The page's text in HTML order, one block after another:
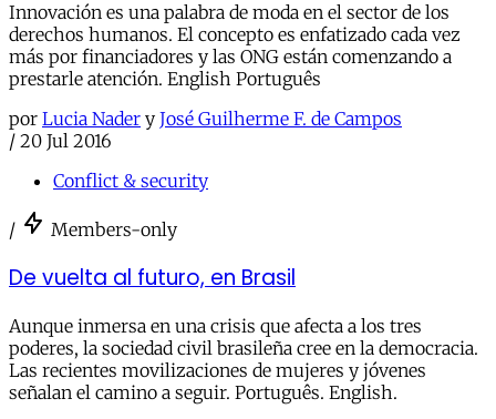
Innovación es una palabra de moda en el sector de los
derechos humanos. El concepto es enfatizado cada vez
más por financiadores y las ONG están comenzando a
prestarle atención. English Português
por Lucia Nader y José Guilherme F. de Campos
/ 20 Jul 2016
Conflict & security
/ Members-only
De vuelta al futuro, en Brasil
Aunque inmersa en una crisis que afecta a los tres
poderes, la sociedad civil brasileña cree en la democracia.
Las recientes movilizaciones de mujeres y jóvenes
señalan el camino a seguir. Português. English.